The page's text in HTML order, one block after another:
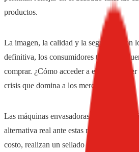
productos.
La imagen, la calidad y la seguridad son
definitiva, los consumidores tienen en
comprar. ¿Cómo acceder a ello sin
crisis que domina a los mercados?
Las máquinas envasadoras horizontales,
alternativa real ante estas necesidades.
costo, realizan un sellado del envase por